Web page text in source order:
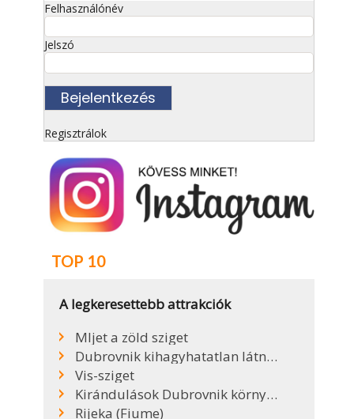
Felhasználónév
Jelszó
Regisztrálok
TOP 10
A legkeresettebb attrakciók
Mljet a zöld sziget
Dubrovnik kihagyhatatlan látnivalói
Vis-sziget
Kirándulások Dubrovnik környékén
Rijeka (Fiume)